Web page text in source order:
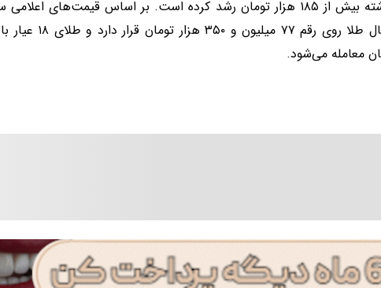
گذشته بیش از ۱۸۵ هزار تومان رشد کرده است. بر اساس قیمت‌های
معامله می‌شود.